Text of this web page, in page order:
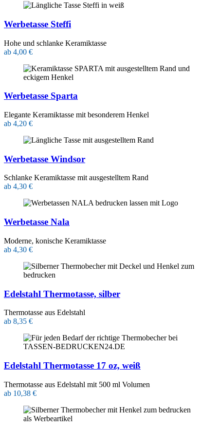
Werbetasse Steffi
Hohe und schlanke Keramiktasse
ab 4,00 €
Werbetasse Sparta
Elegante Keramiktasse mit besonderem Henkel
ab 4,20 €
Werbetasse Windsor
Schlanke Keramiktasse mit ausgestelltem Rand
ab 4,30 €
Werbetasse Nala
Moderne, konische Keramiktasse
ab 4,30 €
Edelstahl Thermotasse, silber
Thermotasse aus Edelstahl
ab 8,35 €
Edelstahl Thermotasse 17 oz, weiß
Thermotasse aus Edelstahl mit 500 ml Volumen
ab 10,38 €